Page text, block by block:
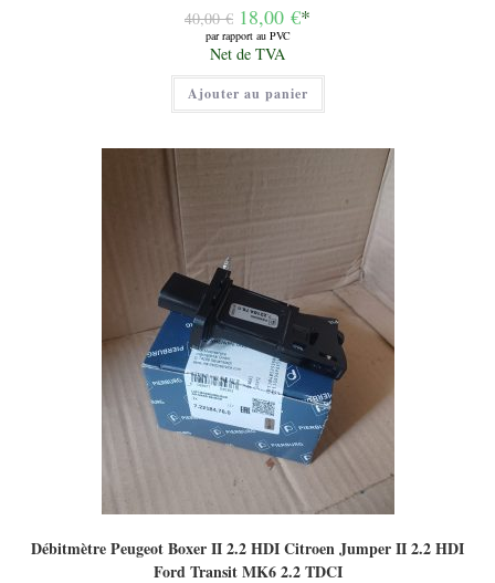
40,00€ Le
prix
initial
était :
40,00 €.
18,00 €*
par rapport au PVC
Le
prix
actuel
est :
18,00 €.
Net de TVA
Ajouter au panier
Débitmètre Peugeot Boxer II 2.2 HDI Citroen Jumper II 2.2 HDI
Ford Transit MK6 2.2 TDCI